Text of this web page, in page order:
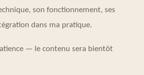
son fonctionnement, ses
dans ma pratique.
— le contenu sera bientôt